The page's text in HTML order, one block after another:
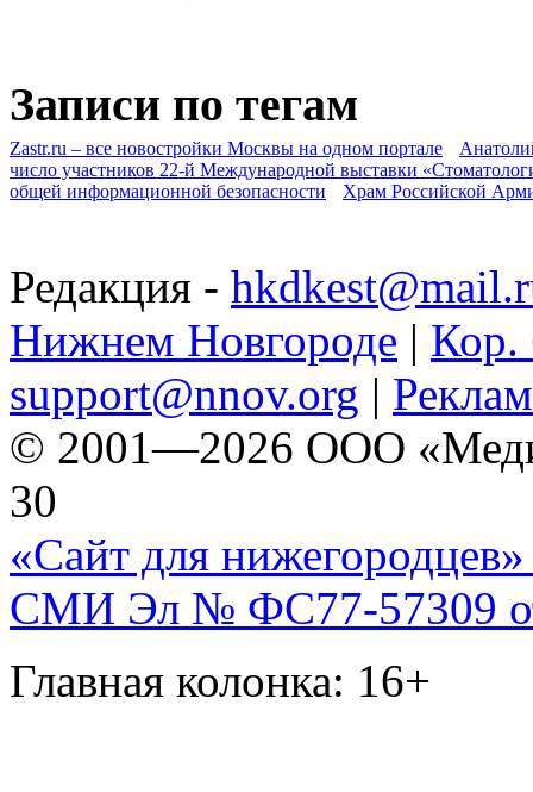
Записи по тегам
Zastr.ru – все новостройки Москвы на одном портале
число участников 22-й Международной выставки
общей информационной безопасности
Храм Российской
Редакция -
Нижнем Новгороде | Кор.
support@nnov.org |
© 2001—2026 ООО
30
«Сайт для нижегородцев»
СМИ Эл № ФС77-57309
Главная колонка: 16+